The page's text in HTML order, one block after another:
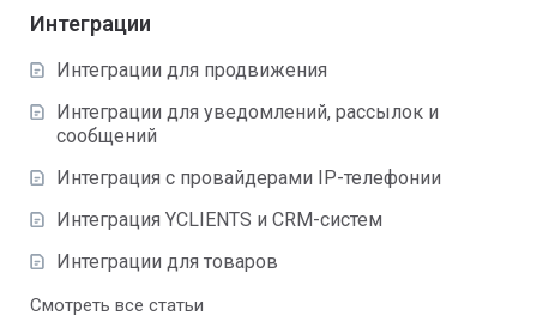
Интеграции
Интеграции для продвижения
Интеграции для уведомлений, рассылок и
сообщений
Интеграция с провайдерами IP-телефонии
Интеграция YCLIENTS и CRM-систем
Интеграции для товаров
Смотреть все статьи